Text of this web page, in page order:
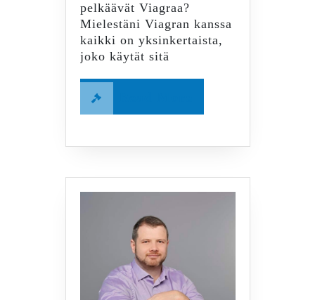
pelkäävät Viagraa?
Mielestäni Viagran kanssa
kaikki on yksinkertaista,
joko käytät sitä
More